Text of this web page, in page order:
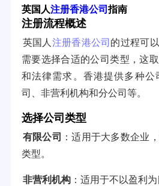
英国人注册香港公司指南
注册流程概述
英国人 注册香港公司 的过程可
需要选择合适的公司类型，这
和法律需求。香港提供多种公
司、非营利机构和分公司等。
选择公司类型
有限公司
：适用于大多数企业
类型。
非营利机构：适用于不以盈利为